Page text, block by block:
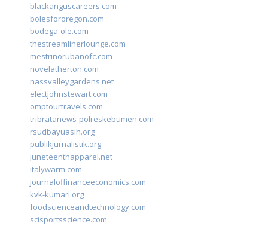
blackanguscareers.com
bolesfororegon.com
bodega-ole.com
thestreamlinerlounge.com
mestrinorubanofc.com
novelatherton.com
nassvalleygardens.net
electjohnstewart.com
omptourtravels.com
tribratanews-polreskebumen.com
rsudbayuasih.org
publikjurnalistik.org
juneteenthapparel.net
italywarm.com
journaloffinanceeconomics.com
kvk-kumari.org
foodscienceandtechnology.com
scisportsscience.com